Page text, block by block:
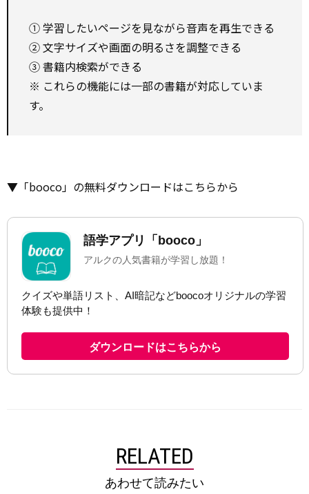
① 学習したいページを見ながら音声を再生できる
② 文字サイズや画面の明るさを調整できる
③ 書籍内検索ができる
※ これらの機能には一部の書籍が対応していま
す。
▼「booco」の無料ダウンロードはこちらから
RELATED
あわせて読みたい